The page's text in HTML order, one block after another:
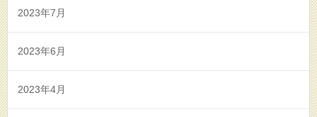
2023年7月
2023年6月
2023年4月